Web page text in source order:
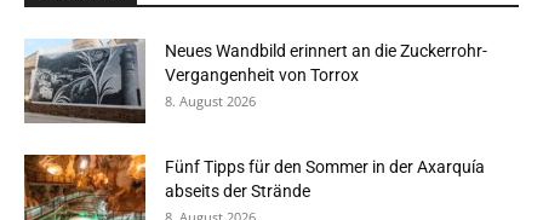
Neues Wandbild erinnert an die Zuckerrohr-
Vergangenheit von Torrox
8. August 2026
Fünf Tipps für den Sommer in der Axarquía
abseits der Strände